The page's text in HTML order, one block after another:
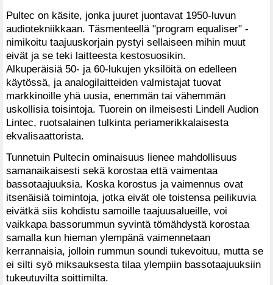
Pultec on käsite, jonka juuret juontavat 1950-luvun
audiotekniikkaan. Täsmenteellä "program equaliser" -
nimikoitu taajuuskorjain pystyi sellaiseen mihin muut
eivät ja se teki laitteesta kestosuosikin.
Alkuperäisiä 50- ja 60-lukujen yksilöitä on edelleen
käytössä, ja analogilaitteiden valmistajat tuovat
markkinoille yhä uusia, enemmän tai vähemmän
uskollisia toisintoja. Tuorein on ilmeisesti Lindell Audion
Lintec, ruotsalainen tulkinta periamerikkalaisesta
ekvalisaattorista.
Tunnetuin Pultecin ominaisuus lienee mahdollisuus
samanaikaisesti sekä korostaa että vaimentaa
bassotaajuuksia. Koska korostus ja vaimennus ovat
itsenäisiä toimintoja, jotka eivät ole toistensa peilikuvia
eivätkä siis kohdistu samoille taajuusalueille, voi
vaikkapa bassorummun syvintä tömähdystä korostaa
samalla kun hieman ylempänä vaimennetaan
kerrannaisia, jolloin rummun soundi tukevoituu, mutta se
ei silti syö miksauksesta tilaa ylempiin bassotaajuuksiin
tukeutuvilta soittimilta.